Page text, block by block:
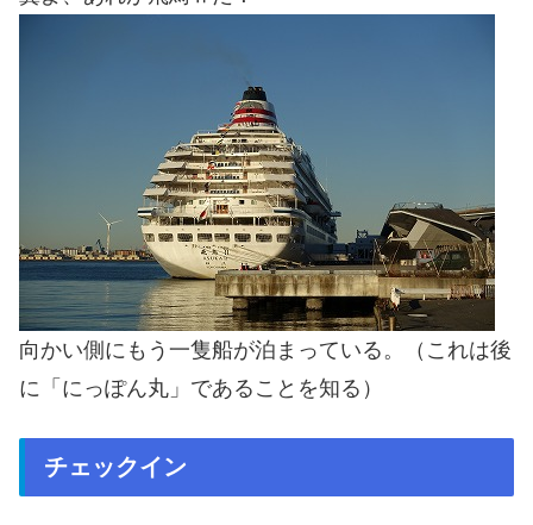
向かい側にもう一隻船が泊まっている。（これは後
に「にっぽん丸」であることを知る）
チェックイン